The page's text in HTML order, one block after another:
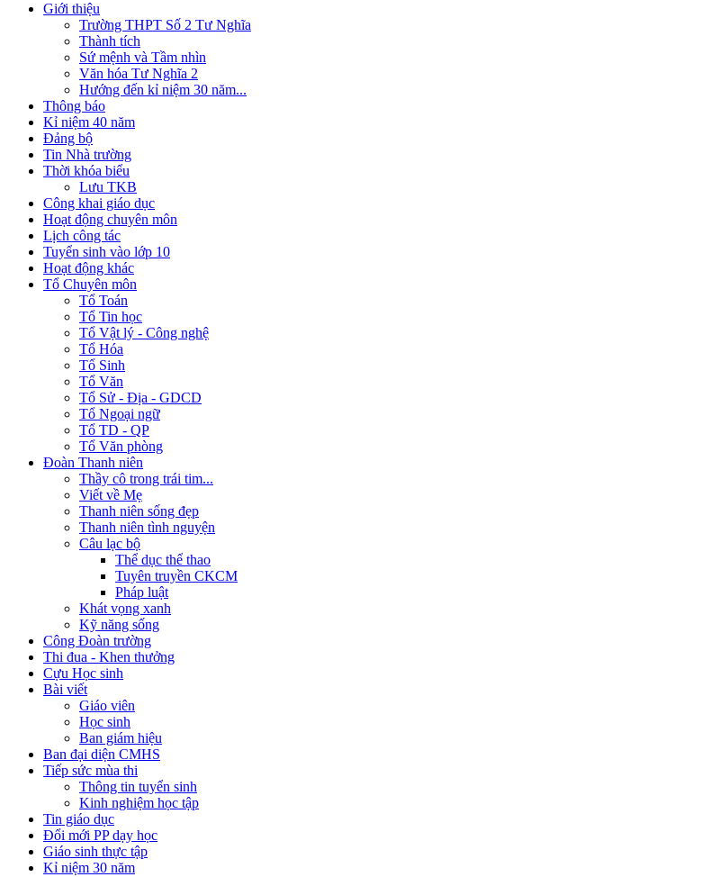
Giới thiệu
Trường THPT Số 2 Tư Nghĩa
Thành tích
Sứ mệnh và Tầm nhìn
Văn hóa Tư Nghĩa 2
Hướng đến kỉ niệm 30 năm...
Thông báo
Kỉ niệm 40 năm
Đảng bộ
Tin Nhà trường
Thời khóa biểu
Lưu TKB
Công khai giáo dục
Hoạt động chuyên môn
Lịch công tác
Tuyển sinh vào lớp 10
Hoạt động khác
Tổ Chuyên môn
Tổ Toán
Tổ Tin học
Tổ Vật lý - Công nghệ
Tổ Hóa
Tổ Sinh
Tổ Văn
Tổ Sử - Địa - GDCD
Tổ Ngoại ngữ
Tổ TD - QP
Tổ Văn phòng
Đoàn Thanh niên
Thầy cô trong trái tim...
Viết về Mẹ
Thanh niên sống đẹp
Thanh niên tình nguyện
Câu lạc bộ
Thể dục thể thao
Tuyên truyền CKCM
Pháp luật
Khát vọng xanh
Kỹ năng sống
Công Đoàn trường
Thi đua - Khen thưởng
Cựu Học sinh
Bài viết
Giáo viên
Học sinh
Ban giám hiệu
Ban đại diện CMHS
Tiếp sức mùa thi
Thông tin tuyển sinh
Kinh nghiệm học tập
Tin giáo dục
Đổi mới PP dạy học
Giáo sinh thực tập
Kỉ niệm 30 năm